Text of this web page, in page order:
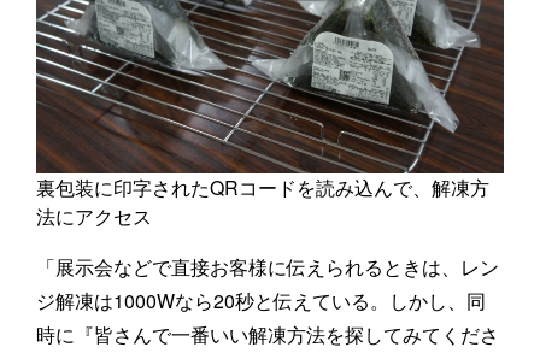
裏包装に印字されたQRコードを読み込んで、解凍方
法にアクセス
「展示会などで直接お客様に伝えられるときは、レン
ジ解凍は1000Wなら20秒と伝えている。しかし、同
時に『皆さんで一番いい解凍方法を探してみてくださ